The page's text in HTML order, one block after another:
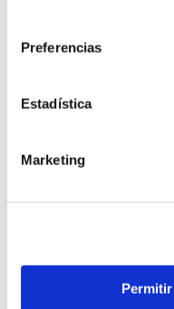
Preferencias
Estadística
Marketing
Escrito porDavid
Leer más